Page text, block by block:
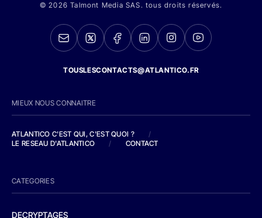
© 2026 Talmont Media SAS. tous droits réservés.
TOUSLESCONTACTS@ATLANTICO.FR
MIEUX NOUS CONNAITRE
ATLANTICO C'EST QUI, C'EST QUOI ?
/
LE RESEAU D'ATLANTICO
/ CONTACT
CATEGORIES
DECRYPTAGES